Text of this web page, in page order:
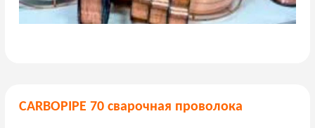
CARBOPIPE 70 сварочная проволока